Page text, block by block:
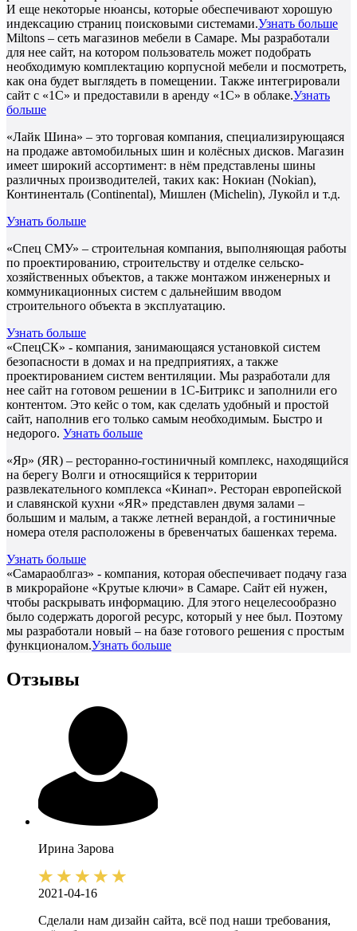
И еще некоторые нюансы, которые обеспечивают хорошую
индексацию страниц поисковыми системами.Узнать больше
Miltons – сеть магазинов мебели в Самаре. Мы разработали
для нее сайт, на котором пользователь может подобрать
необходимую комплектацию корпусной мебели и посмотреть,
как она будет выглядеть в помещении. Также интегрировали
сайт с «1С» и предоставили в аренду «1С» в облаке.Узнать
больше
«Лайк Шина» – это торговая компания, специализирующаяся
на продаже автомобильных шин и колёсных дисков. Магазин
имеет широкий ассортимент: в нём представлены шины
различных производителей, таких как: Нокиан (Nokian),
Континенталь (Continental), Мишлен (Michelin), Лукойл и т.д.
Узнать больше
«Спец СМУ» – строительная компания, выполняющая работы
по проектированию, строительству и отделке сельско-
хозяйственных объектов, а также монтажом инженерных и
коммуникационных систем с дальнейшим вводом
строительного объекта в эксплуатацию.
Узнать больше
«СпецСК» - компания, занимающаяся установкой систем
безопасности в домах и на предприятиях, а также
проектированием систем вентиляции. Мы разработали для
нее сайт на готовом решении в 1С-Битрикс и заполнили его
контентом. Это кейс о том, как сделать удобный и простой
сайт, наполнив его только самым необходимым. Быстро и
недорого. Узнать больше
«Яр» (ЯR) – ресторанно-гостиничный комплекс, находящийся
на берегу Волги и относящийся к территории
развлекательного комплекса «Кинап». Ресторан европейской
и славянской кухни «ЯR» представлен двумя залами –
большим и малым, а также летней верандой, а гостиничные
номера отеля расположены в бревенчатых башенках терема.
Узнать больше
«Самараоблгаз» - компания, которая обеспечивает подачу газа
в микрорайоне «Крутые ключи» в Самаре. Сайт ей нужен,
чтобы раскрывать информацию. Для этого нецелесообразно
было содержать дорогой ресурс, который у нее был. Поэтому
мы разработали новый – на базе готового решения с простым
функционалом.Узнать больше
Отзывы
Ирина Зарова
2021-04-16
Сделали нам дизайн сайта, всё под наши требования,